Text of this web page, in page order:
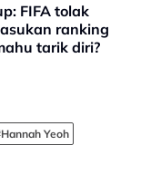
FIFA tolak
ranking
tarik diri?
Yeoh